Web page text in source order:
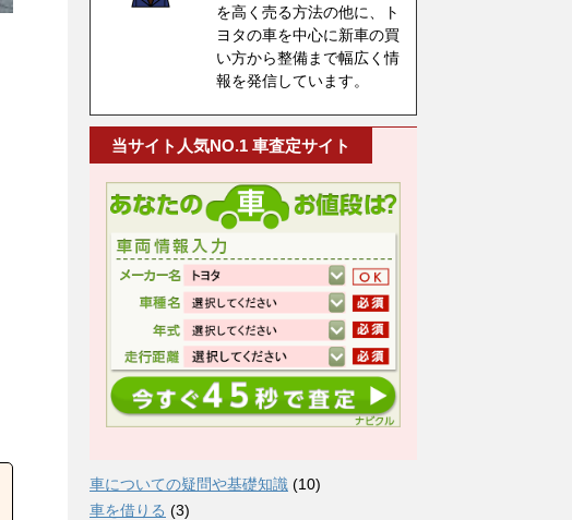
を高く売る方法の他に、ト
ヨタの車を中心に新車の買
い方から整備まで幅広く情
報を発信しています。
当サイト人気NO.1 車査定サイト
車についての疑問や基礎知識 (10)
車を借りる (3)